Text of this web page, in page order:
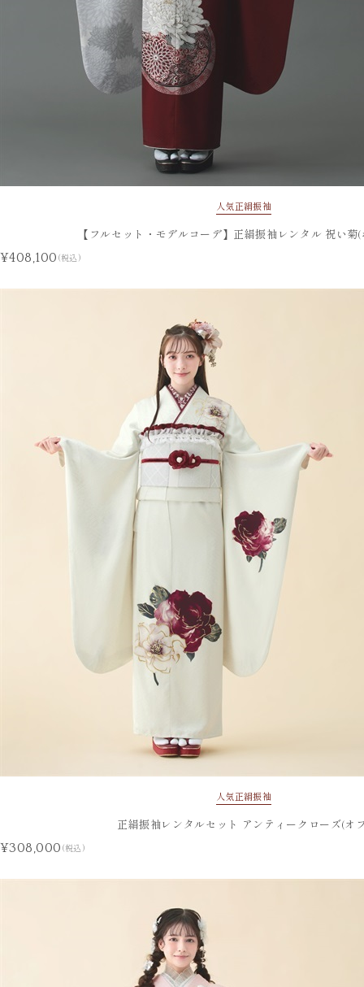
人気正絹振袖
【フルセット・モデルコーデ】正絹振袖レンタル 祝い菊
¥408,100 (税込)
人気正絹振袖
正絹振袖レンタルセット アンティークローズ(オ
¥308,000 (税込)